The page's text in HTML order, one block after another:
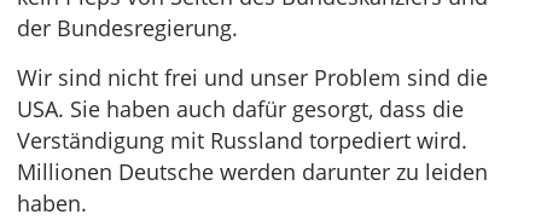
der Bundesregierung.
Wir sind nicht frei und unser Problem sind die
USA. Sie haben auch dafür gesorgt, dass die
Verständigung mit Russland torpediert wird.
Millionen Deutsche werden darunter zu leiden
haben.